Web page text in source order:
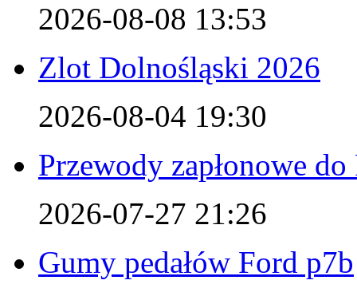
2026-08-08 13:53
Zlot Dolnośląski 2026
2026-08-04 19:30
Przewody zapłonowe
2026-07-27 21:26
Gumy pedałów Ford p7b